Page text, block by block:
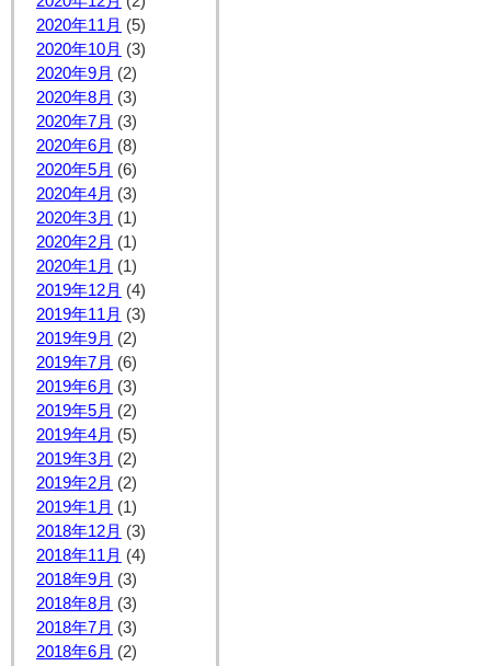
2020年11月 (5)
2020年10月 (3)
2020年9月 (2)
2020年8月 (3)
2020年7月 (3)
2020年6月 (8)
2020年5月 (6)
2020年4月 (3)
2020年3月 (1)
2020年2月 (1)
2020年1月 (1)
2019年12月 (4)
2019年11月 (3)
2019年9月 (2)
2019年7月 (6)
2019年6月 (3)
2019年5月 (2)
2019年4月 (5)
2019年3月 (2)
2019年2月 (2)
2019年1月 (1)
2018年12月 (3)
2018年11月 (4)
2018年9月 (3)
2018年8月 (3)
2018年7月 (3)
2018年6月 (2)